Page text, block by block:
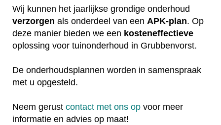
Wij kunnen het jaarlijkse grondige onderhoud
verzorgen als onderdeel van een APK-plan. Op
deze manier bieden we een kosteneffectieve
oplossing voor tuinonderhoud in Grubbenvorst.
De onderhoudsplannen worden in samenspraak
met u opgesteld.
Neem gerust contact met ons op voor meer
informatie en advies op maat!